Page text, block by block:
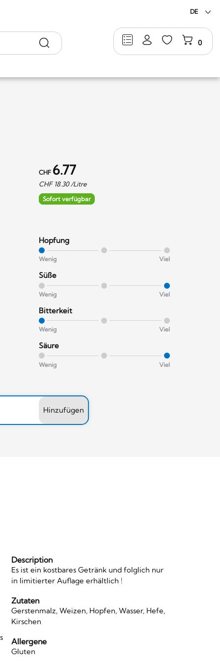
DE
0
Suche
CHF 6.77
CHF 18.30/Litre
Sofort verfügbar
Hopfung
Wenig Viel
Süße
Wenig Viel
Bitterkeit
Wenig Viel
Säure
Wenig Viel
Hinzufügen
Description
Es ist ein kostbares Getränk und folglich nur
in limitierter Auflage erhältlich !
Zutaten
Gerstenmalz, Weizen, Hopfen, Wasser, Hefe,
Kirschen
Allergene
Gluten